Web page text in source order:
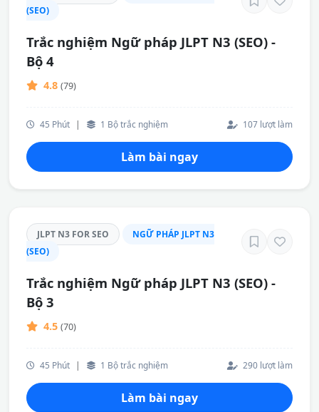
(SEO)
Trắc nghiệm Ngữ pháp JLPT N3 (SEO) -
Bộ 4
4.8 (79)
45 Phút | 1 Bộ trắc nghiệm 107 lượt làm
Làm bài ngay
JLPT N3 FOR SEO
NGỮ PHÁP JLPT N3
(SEO)
Trắc nghiệm Ngữ pháp JLPT N3 (SEO) -
Bộ 3
4.5 (70)
45 Phút | 1 Bộ trắc nghiệm 290 lượt làm
Làm bài ngay